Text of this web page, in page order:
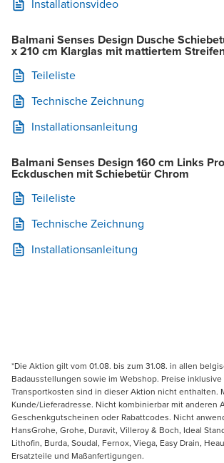
Installationsvideo
Balmani Senses Design Dusche
x 210 cm Klarglas mit mattiertem
Teileliste
Technische Zeichnung
Installationsanleitung
Balmani Senses Design 160 cm Links
Eckduschen mit Schiebetür Chrom
Teileliste
Technische Zeichnung
Installationsanleitung
*Die Aktion gilt vom 01.08. bis zum 31.08. in allen
Badausstellungen sowie im Webshop. Preise inklusive
Transportkosten sind in dieser Aktion nicht enthalten.
Kunde/Lieferadresse. Nicht kombinierbar mit anderen
Geschenkgutscheinen oder Rabattcodes. Nicht
HansGrohe, Grohe, Duravit, Villeroy & Boch, Ideal
Lithofin, Burda, Soudal, Fernox, Viega, Easy Drain,
Ersatzteile und Maßanfertigungen.